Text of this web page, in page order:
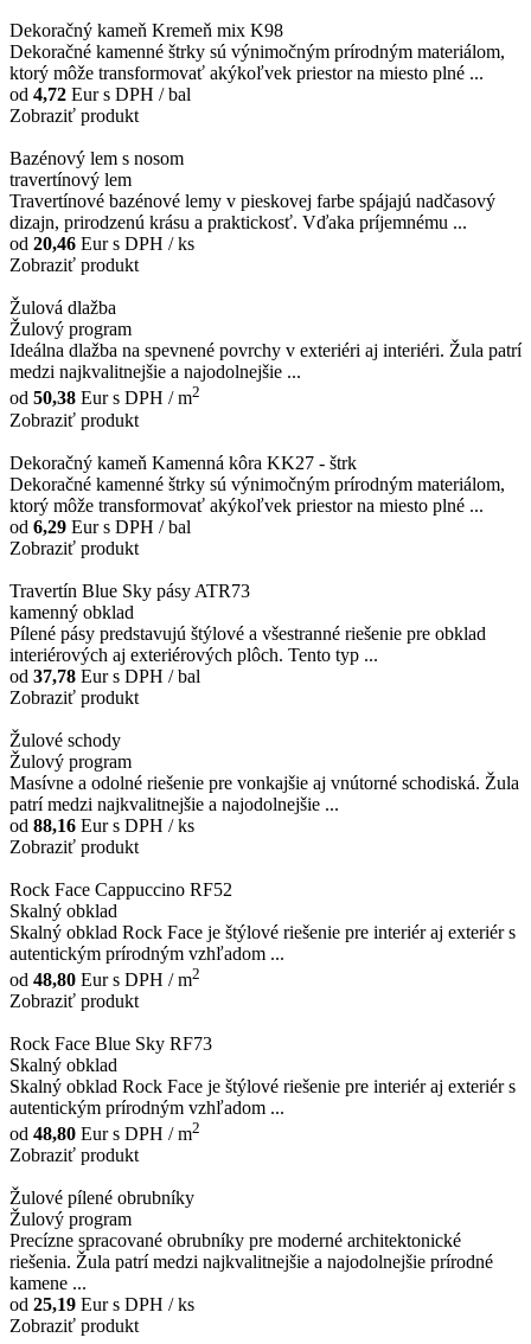
Dekoračný kameň Kremeň mix K98
Dekoračné kamenné štrky sú výnimočným prírodným materiálom,
ktorý môže transformovať akýkoľvek priestor na miesto plné ...
od 4,72 Eurs DPH / bal
Zobraziť produkt
Bazénový lem s nosom
travertínový lem
Travertínové bazénové lemy v pieskovej farbe spájajú nadčasový
dizajn, prirodzenú krásu a praktickosť. Vďaka príjemnému ...
od 20,46 Eurs DPH / ks
Zobraziť produkt
Žulová dlažba
Žulový program
Ideálna dlažba na spevnené povrchy v exteriéri aj interiéri. Žula patrí
medzi najkvalitnejšie a najodolnejšie ...
od 50,38 Eurs DPH / m2
Zobraziť produkt
Dekoračný kameň Kamenná kôra KK27 - štrk
Dekoračné kamenné štrky sú výnimočným prírodným materiálom,
ktorý môže transformovať akýkoľvek priestor na miesto plné ...
od 6,29 Eurs DPH / bal
Zobraziť produkt
Travertín Blue Sky pásy ATR73
kamenný obklad
Pílené pásy predstavujú štýlové a všestranné riešenie pre obklad
interiérových aj exteriérových plôch. Tento typ ...
od 37,78 Eurs DPH / bal
Zobraziť produkt
Žulové schody
Žulový program
Masívne a odolné riešenie pre vonkajšie aj vnútorné schodiská. Žula
patrí medzi najkvalitnejšie a najodolnejšie ...
od 88,16 Eurs DPH / ks
Zobraziť produkt
Rock Face Cappuccino RF52
Skalný obklad
Skalný obklad Rock Face je štýlové riešenie pre interiér aj exteriér s
autentickým prírodným vzhľadom ...
od 48,80 Eurs DPH / m2
Zobraziť produkt
Rock Face Blue Sky RF73
Skalný obklad
Skalný obklad Rock Face je štýlové riešenie pre interiér aj exteriér s
autentickým prírodným vzhľadom ...
od 48,80 Eurs DPH / m2
Zobraziť produkt
Žulové pílené obrubníky
Žulový program
Precízne spracované obrubníky pre moderné architektonické
riešenia. Žula patrí medzi najkvalitnejšie a najodolnejšie prírodné
kamene ...
od 25,19 Eurs DPH / ks
Zobraziť produkt